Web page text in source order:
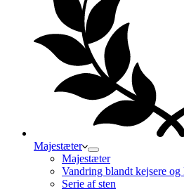
Majestæter
Majestæter
Vandring blandt kejsere og
Serie af sten